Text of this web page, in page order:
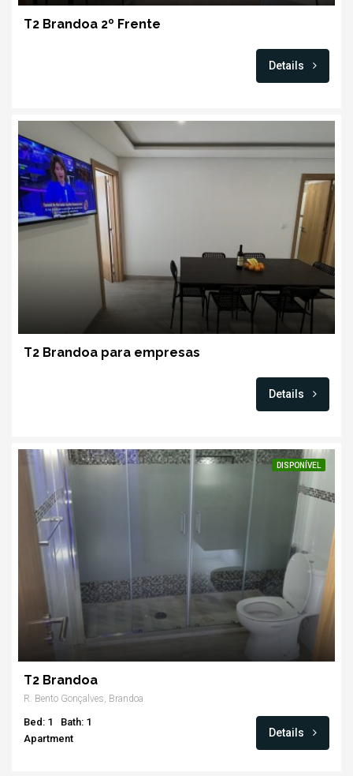
T2 Brandoa 2º Frente
Details
T2 Brandoa para empresas
Details
DISPONÍVEL
T2 Brandoa
R. Bento Gonçalves, Brandoa
Bed: 1
Bath: 1
Apartment
Details